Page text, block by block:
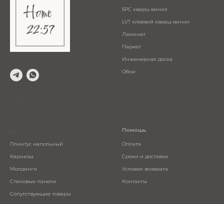
SPC кварц-винил
LVT клеевой кварц-винил
Ламинат
Паркет
Инженерная доска
Обои
.
Плинтус напольный
Карнизы
Молдинги
Стеновые панели
Сопутствующие товары
Помощь
Оплата
Сроки и доставка
Условия возврата
Контакты